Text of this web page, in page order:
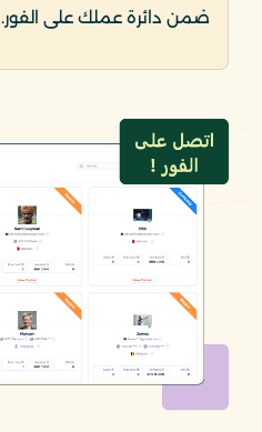
ضمن دائرة عملك على الفور.